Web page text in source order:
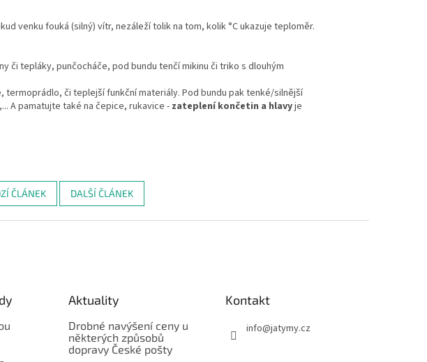
venku fouká (silný) vítr, nezáleží tolik na tom, kolik °C ukazuje teploměr.
či tepláky, punčocháče, pod bundu tenčí mikinu či triko s dlouhým
termoprádlo, či teplejší funkční materiály. Pod bundu pak tenké/silnější
A pamatujte také na čepice, rukavice - zateplení končetin a hlavyje
ČLÁNEK DALŠÍ ČLÁNEK
Aktuality
Drobné navýšení ceny u
některých způsobů
dopravy České pošty
Kontakt
info@jatymy.cz